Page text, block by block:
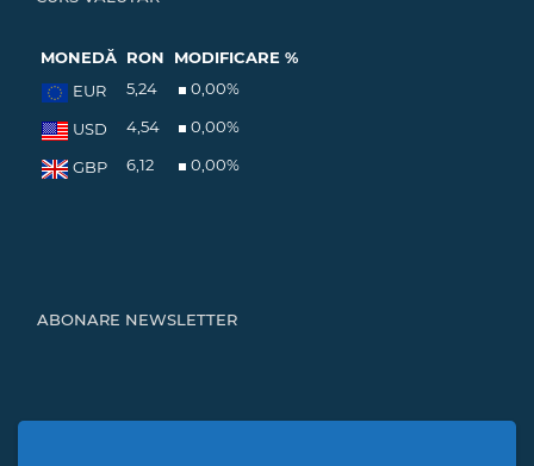
MONEDĂ RON
MODIFICARE %
EUR
5,24 0,00%
USD 4,54 0,00%
GBP 6,12 0,00%
ABONARE NEWSLETTER